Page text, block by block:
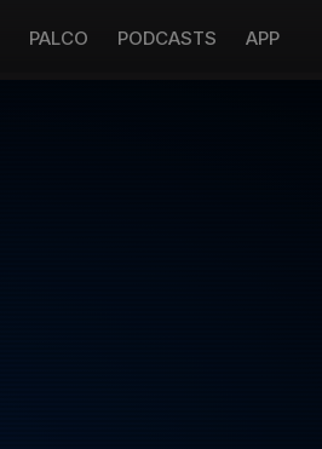
PALCO PODCASTS APP